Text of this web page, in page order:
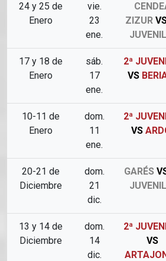
24 y 25 de
Enero
vie.
23
ene.
ZIZUR
17 y 18 de
Enero
sáb.
17
ene.
2ª
VS
10-11 de
Enero
dom.
11
ene.
2ª
VS
20-21 de
Diciembre
dom.
21
dic.
GARÉS
13 y 14 de
Diciembre
dom.
14
dic.
2ª
VS